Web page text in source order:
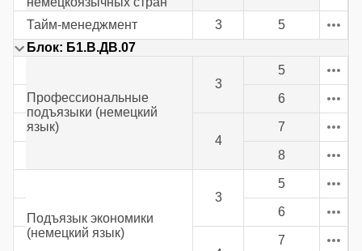
Тайм-менеджмент 3
5
Блок: Б1.В.ДВ.07
Профессиональные
подъязыки (немецкий
язык)
3
5
6
4
7
8
Подъязык экономики
(немецкий язык)
3
5
6
7